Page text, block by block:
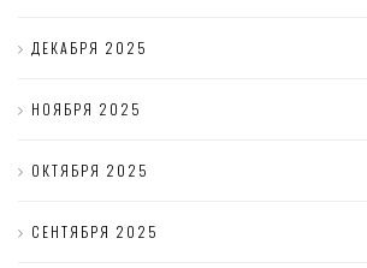
ДЕКАБРЯ 2025
НОЯБРЯ 2025
ОКТЯБРЯ 2025
СЕНТЯБРЯ 2025